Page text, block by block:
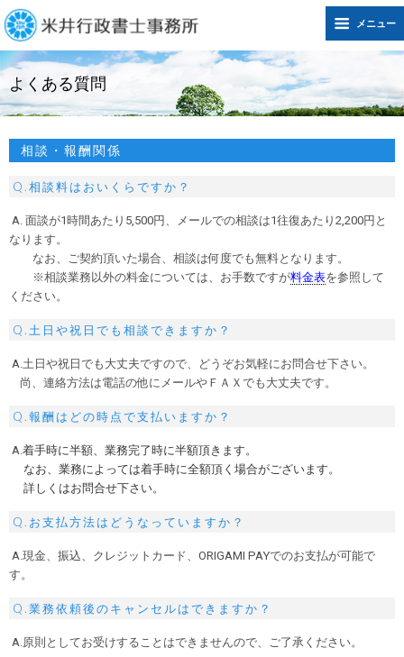
メニュー
よくある質問
相談・報酬関係
Q.相談料はおいくらですか？
A. 面談が1時間あたり5,500円、メールでの相談は1往復あたり2,200円と
なります。
なお、ご契約頂いた場合、相談は何度でも無料となります。
※相談業務以外の料金については、お手数ですが料金表を参照して
ください。
Q.土日や祝日でも相談できますか？
A.土日や祝日でも大丈夫ですので、どうぞお気軽にお問合せ下さい。
尚、連絡方法は電話の他にメールやＦＡＸでも大丈夫です。
Q.報酬はどの時点で支払いますか？
A.着手時に半額、業務完了時に半額頂きます。
なお、業務によっては着手時に全額頂く場合がございます。
詳しくはお問合せ下さい。
Q.お支払方法はどうなっていますか？
A.現金、振込、クレジットカード、ORIGAMI PAYでのお支払が可能で
す。
Q.業務依頼後のキャンセルはできますか？
A.原則としてお受けすることはできませんので、ご了承ください。